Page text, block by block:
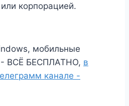
корпорацией.
мобильные
- ВСЁ БЕСПЛАТНО, в
канале -